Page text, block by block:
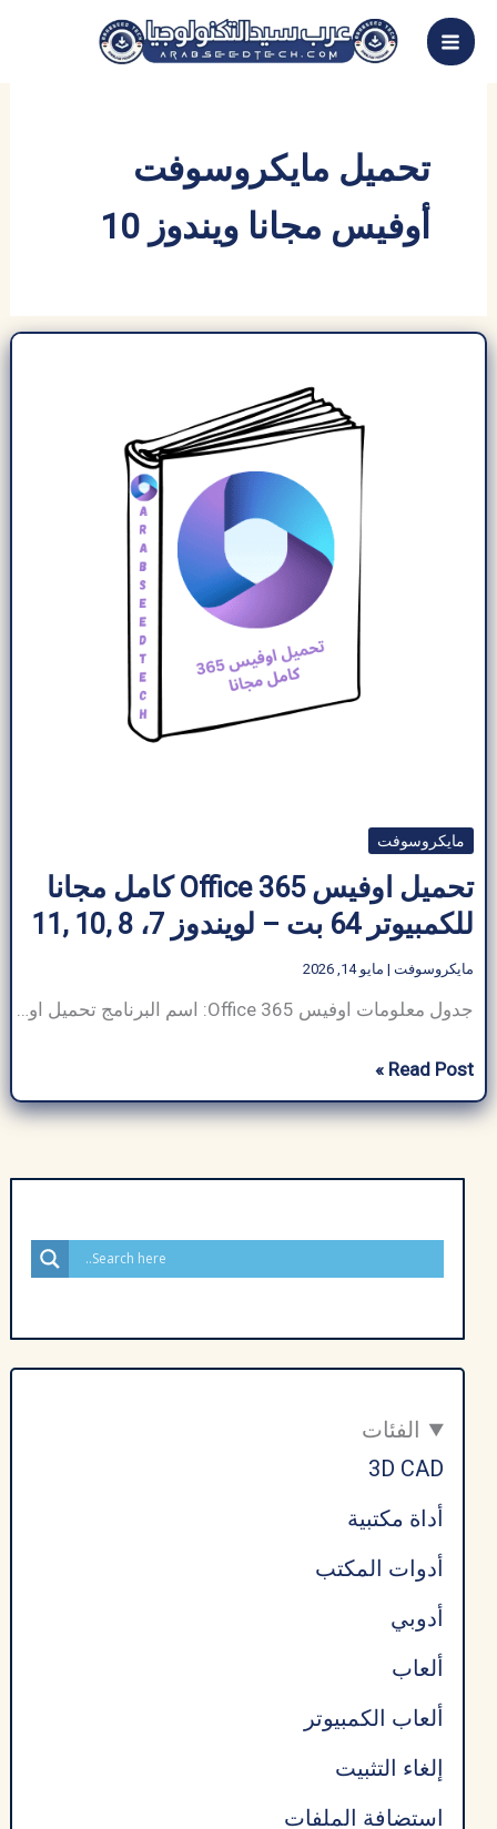
تخطي
إلى
تحميل مايكروسوفت
أوفيس مجانا ويندوز 10
مايكروسوفت
تحميل اوفيس 365 Office كامل مجانا
للكمبيوتر 64 بت – لويندوز 7، 8 ,10 ,11
مايكروسوفت | مايو 14, 2026
جدول معلومات اوفيس 365 Office: اسم البرنامج تحميل اوفيس 365 كامل مجانا حجم البرنامج يختلف حسب المنصة (حوالي 3-6 جيجابايت ) مطور برمجيات مايكروسوفت فئة البرنامج أدوات المكتب نوع الملف EXE (ويندوز)، DMG (ماك)، APK (أندرويد) متوافق مع ويندوز، ماك أو إس، أندرويد، آي أو إس لغة متعدد اللغات (يدعم أكثر من 100 لغة) إجمالي […]
تحميل
اوفيس
365
–
لويندوز
Read Post »
الفئات
3D CAD
أداة مكتبية
أدوات المكتب
أدوبي
ألعاب
ألعاب الكمبيوتر
إلغاء التثبيت
استضافة الملفات